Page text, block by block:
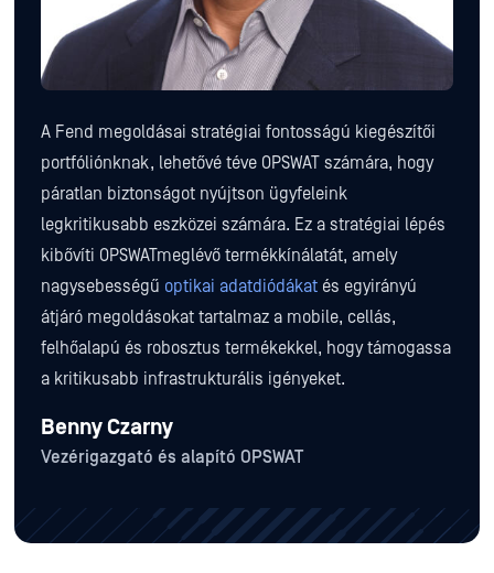
A Fend megoldásai stratégiai fontosságú kiegészítői
portfóliónknak, lehetővé téve OPSWAT számára, hogy
páratlan biztonságot nyújtson ügyfeleink
legkritikusabb eszközei számára. Ez a stratégiai lépés
kibővíti OPSWATmeglévő termékkínálatát, amely
nagysebességű optikai adatdiódákat és egyirányú
átjáró megoldásokat tartalmaz a mobile, cellás,
felhőalapú és robosztus termékekkel, hogy támogassa
a kritikusabb infrastrukturális igényeket.
Benny Czarny
Vezérigazgató és alapító OPSWAT